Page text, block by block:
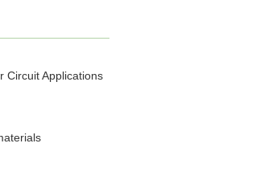
Circuit Applications